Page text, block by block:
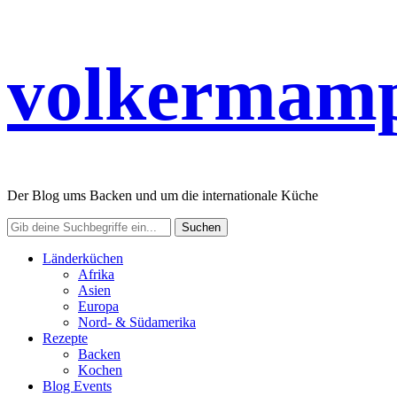
Der Blog ums Backen und um die internationale Küche
Länderküchen
Afrika
Asien
Europa
Nord- & Südamerika
Rezepte
Backen
Kochen
Blog Events